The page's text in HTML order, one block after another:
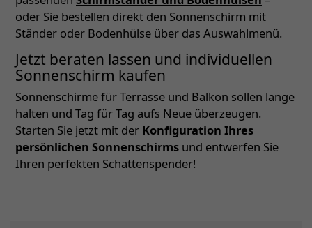
oder Sie bestellen direkt den Sonnenschirm mit
Ständer oder Bodenhülse über das Auswahlmenü.
Jetzt beraten lassen und individuellen
Sonnenschirm kaufen
Sonnenschirme für Terrasse und Balkon sollen lange
halten und Tag für Tag aufs Neue überzeugen.
Starten Sie jetzt mit der Konfiguration Ihres
persönlichen Sonnenschirms und entwerfen Sie
Ihren perfekten Schattenspender!